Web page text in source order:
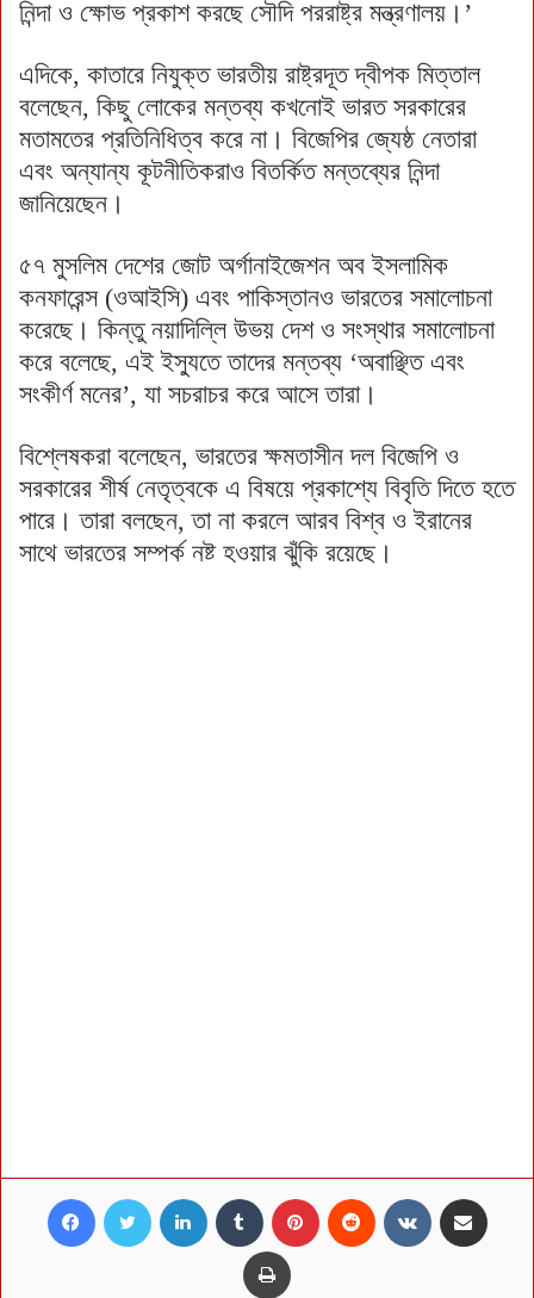
নিন্দা ও ক্ষোভ প্রকাশ করছে সৌদি পররাষ্ট্র মন্ত্রণালয়।’
এদিকে, কাতারে নিযুক্ত ভারতীয় রাষ্ট্রদূত দ্বীপক মিত্তাল
বলেছেন, কিছু লোকের মন্তব্য কখনোই ভারত সরকারের
মতামতের প্রতিনিধিত্ব করে না। বিজেপির জ্যেষ্ঠ নেতারা
এবং অন্যান্য কূটনীতিকরাও বিতর্কিত মন্তব্যের নিন্দা
জানিয়েছেন।
৫৭ মুসলিম দেশের জোট অর্গানাইজেশন অব ইসলামিক
কনফারেন্স (ওআইসি) এবং পাকিস্তানও ভারতের সমালোচনা
করেছে। কিন্তু নয়াদিল্লি উভয় দেশ ও সংস্থার সমালোচনা
করে বলেছে, এই ইস্যুতে তাদের মন্তব্য ‘অবাঞ্ছিত এবং
সংকীর্ণ মনের’, যা সচরাচর করে আসে তারা।
বিশ্লেষকরা বলেছেন, ভারতের ক্ষমতাসীন দল বিজেপি ও
সরকারের শীর্ষ নেতৃত্বকে এ বিষয়ে প্রকাশ্যে বিবৃতি দিতে হতে
পারে। তারা বলছেন, তা না করলে আরব বিশ্ব ও ইরানের
সাথে ভারতের সম্পর্ক নষ্ট হওয়ার ঝুঁকি রয়েছে।
Facebook Twitter LinkedIn Tumblr Pinterest Reddit VKontakte
Print